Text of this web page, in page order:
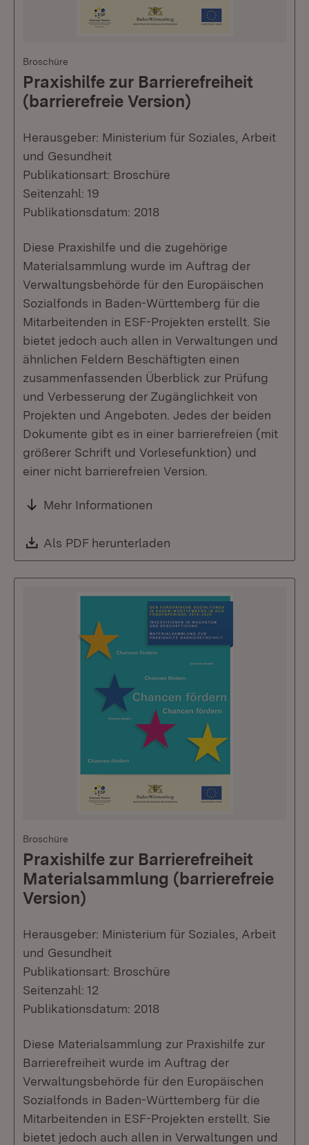
Broschüre
Praxishilfe zur Barrierefreiheit
(barrierefreie Version)
Herausgeber: Ministerium für Soziales, Arbeit
und Gesundheit
Publikationsart: Broschüre
Seitenzahl: 19
Publikationsdatum: 2018
Diese Praxishilfe und die zugehörige
Materialsammlung wurde im Auftrag der
Verwaltungsbehörde für den Europäischen
Sozialfonds in Baden-Württemberg für die
Mitarbeitenden in ESF-Projekten erstellt. Sie
bietet jedoch auch allen in Verwaltungen und
ähnlichen Feldern Beschäftigten einen
zusammenfassenden Überblick zur Prüfung
und Verbesserung der Zugänglichkeit von
Projekten und Angeboten. Jedes der beiden
Dokumente gibt es in einer barrierefreien (mit
größerer Schrift und Vorlesefunktion) und
einer nicht barrierefreien Version.
Mehr Informationen
Download:
Als PDF herunterladen
Broschüre
Praxishilfe zur Barrierefreiheit
Materialsammlung (barrierefreie
Version)
Herausgeber: Ministerium für Soziales, Arbeit
und Gesundheit
Publikationsart: Broschüre
Seitenzahl: 12
Publikationsdatum: 2018
Diese Materialsammlung zur Praxishilfe zur
Barrierefreiheit wurde im Auftrag der
Verwaltungsbehörde für den Europäischen
Sozialfonds in Baden-Württemberg für die
Mitarbeitenden in ESF-Projekten erstellt. Sie
bietet jedoch auch allen in Verwaltungen und